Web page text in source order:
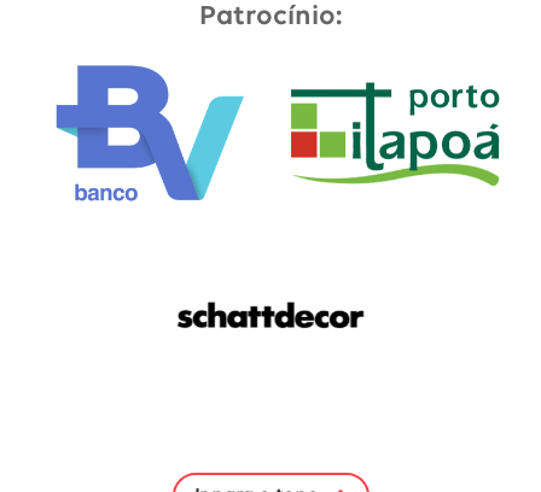
Patrocínio: